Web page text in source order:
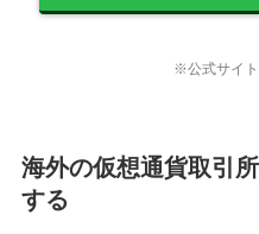
※公式サイト
海外の仮想通貨取引
する